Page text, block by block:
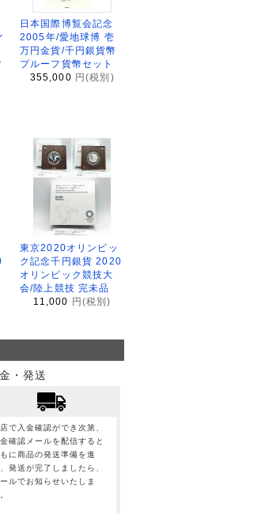
日本国際博覧会記念
2005年/愛地球博 壱
万円金貨/千円銀貨幣
プルーフ貨幣セット
355,000 円(税別)
東京2020オリンピッ
ク記念千円銀貨 2020
オリンピック競技大
会/陸上競技 完未品
11,000 円(税別)
・発送
で入金確認ができ次第、
金確認メールを配信すると
もに商品の発送準備を進
発送が完了しましたら、
ールでお知らせいたしま